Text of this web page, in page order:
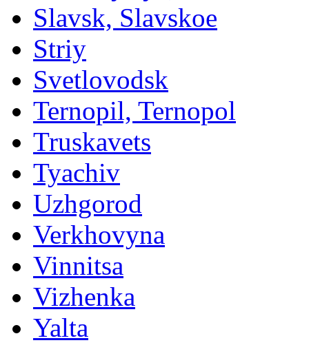
Slavsk, Slavskoe
Striy
Svetlovodsk
Ternopil, Ternopol
Truskavets
Tyachiv
Uzhgorod
Verkhovyna
Vinnitsa
Vizhenka
Yalta